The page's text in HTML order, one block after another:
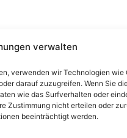
verwalten
verwenden wir Technologien wie
darauf zuzugreifen. Wenn Sie
wie das Surfverhalten oder
Zustimmung nicht erteilen oder
beeinträchtigt werden.